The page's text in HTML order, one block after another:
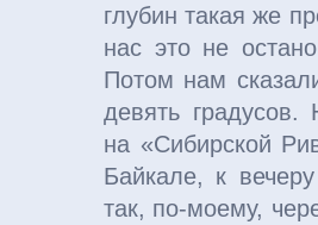
глубин такая же
нас это не
Потом нам
девять градусов.
на «Сибирской
Байкале, к
так, по-моему,